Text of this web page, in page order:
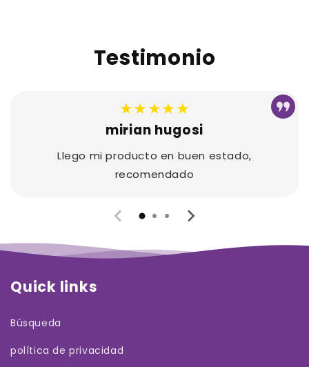
Testimonio
★★★★★
mirian hugosi
Llego mi producto en buen estado,
recomendado
Quick links
Búsqueda
política de privacidad